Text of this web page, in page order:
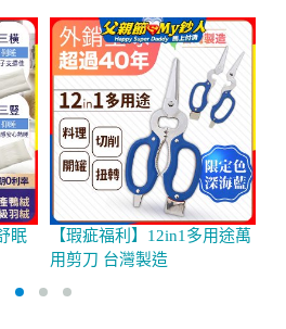
眠
【瑕疵福利】12in1多用途萬
用剪刀 台灣製造